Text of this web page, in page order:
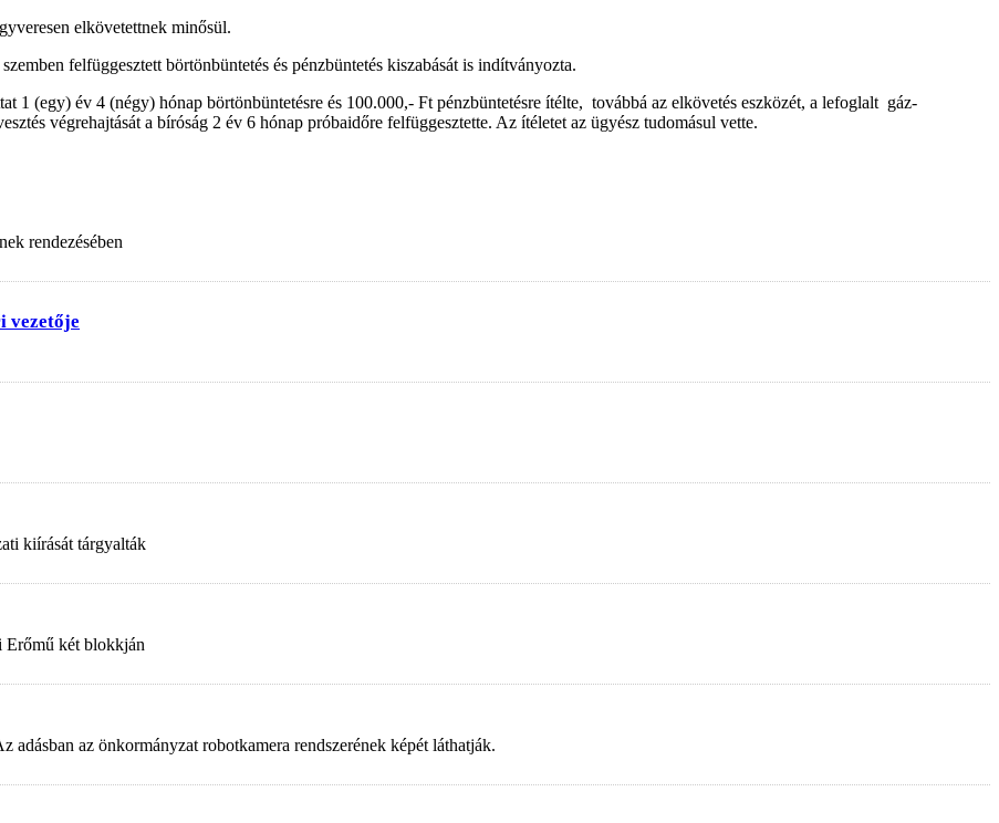
elkövetettnek minősül.
felfüggesztett börtönbüntetés és pénzbüntetés kiszabását is indítványozta.
1 (egy) év 4 (négy) hónap börtönbüntetésre és 100.000,- Ft pénzbüntetésre ítélte, továbbá az elkövetés eszközét, a lefoglalt gáz-
végrehajtását a bíróság 2 év 6 hónap próbaidőre felfüggesztette. Az ítéletet az ügyész tudomásul vette.
rendezésében
vezetője
kiírását tárgyalták
Erőmű két blokkján
az önkormányzat robotkamera rendszerének képét láthatják.